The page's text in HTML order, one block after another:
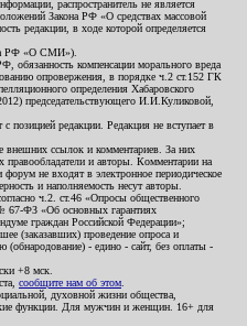
распространитель не является
Закона РФ «О средствах массовой
редакции, в ходе которой определяется
РФ «О СМИ»).
обязанность компенсации морального вреда
опровержения, в порядке ч.2 ст.152 ГК
определения Хабаровского
председательствующего И.И.Куликовой,
позицией редакции. Редакция не вступает в
внешних ссылок и комментариев. За них
правообладатели и авторы. Комментарии на
не входят в электронное периодическое
и наполняемость несут авторы.
ч.2. ст.46 «Опросы общественного
67-ФЗ «Об основных гарантиях
граждан Российской Федерации»;
(заказавших) проведение опроса и
- едино - сайт, без оплаты -
+8 мск.
сообщите нам об этом
духовной жизни общества,
функции. Для мужчин и женщин. 16+ для